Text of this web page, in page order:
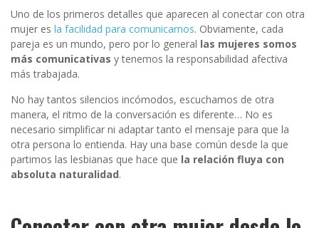
Uno de los primeros detalles que aparecen al conectar con otra
mujer es la facilidad para comunicarnos. Obviamente, cada
pareja es un mundo, pero por lo general las mujeres somos
más comunicativas y tenemos la responsabilidad afectiva
más trabajada.
No hay tantos silencios incómodos, escuchamos de otra
manera, el ritmo de la conversación es diferente… No es
necesario simplificar ni adaptar tanto el mensaje para que la
otra persona lo entienda. Hay una base común desde la que
partimos las lesbianas que hace que la relación fluya con
absoluta naturalidad.